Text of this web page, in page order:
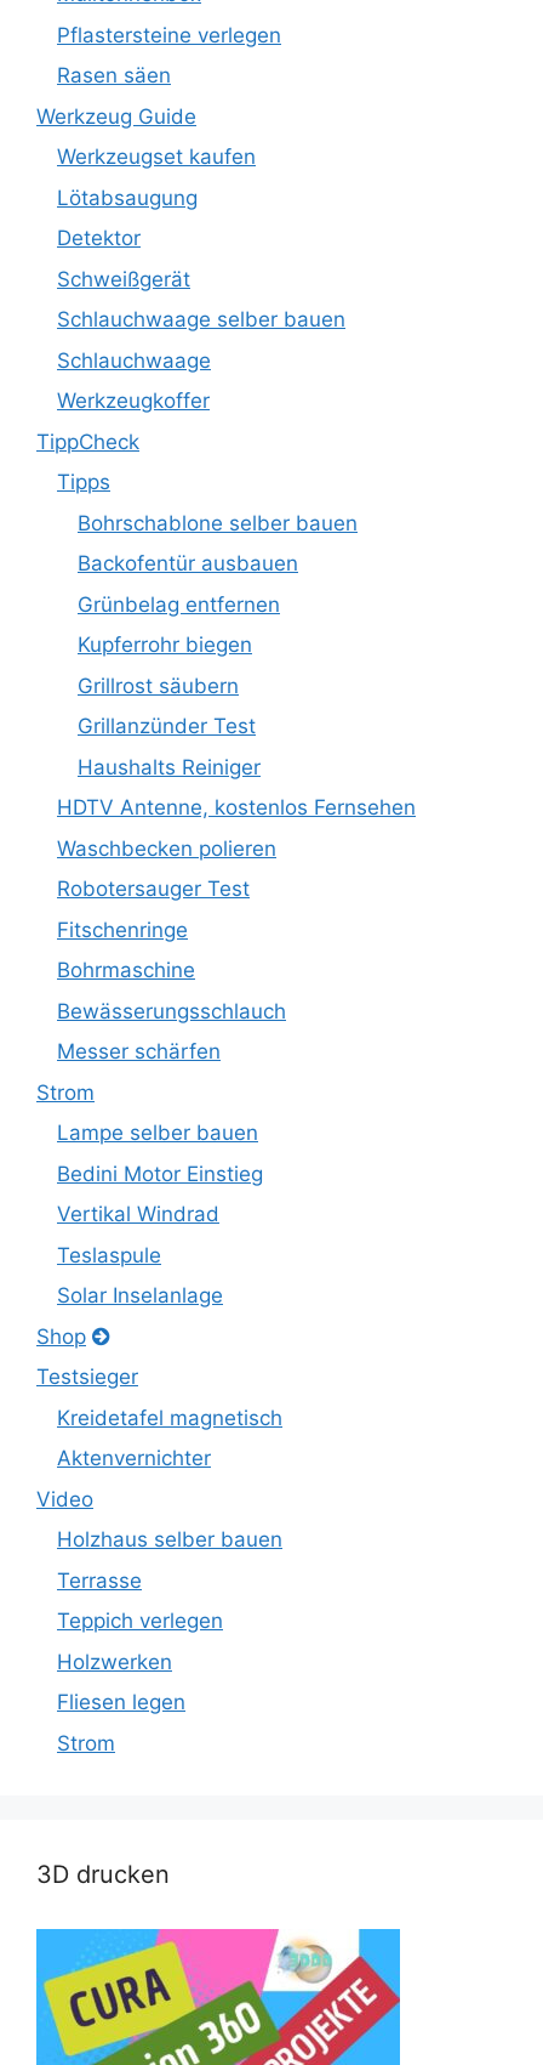
Pflastersteine verlegen
Rasen säen
Werkzeug Guide
Werkzeugset kaufen
Lötabsaugung
Detektor
Schweißgerät
Schlauchwaage selber bauen
Schlauchwaage
Werkzeugkoffer
TippCheck
Tipps
Bohrschablone selber bauen
Backofentür ausbauen
Grünbelag entfernen
Kupferrohr biegen
Grillrost säubern
Grillanzünder Test
Haushalts Reiniger
HDTV Antenne, kostenlos Fernsehen
Waschbecken polieren
Robotersauger Test
Fitschenringe
Bohrmaschine
Bewässerungsschlauch
Messer schärfen
Strom
Lampe selber bauen
Bedini Motor Einstieg
Vertikal Windrad
Teslaspule
Solar Inselanlage
Shop
Testsieger
Kreidetafel magnetisch
Aktenvernichter
Video
Holzhaus selber bauen
Terrasse
Teppich verlegen
Holzwerken
Fliesen legen
Strom
3D drucken